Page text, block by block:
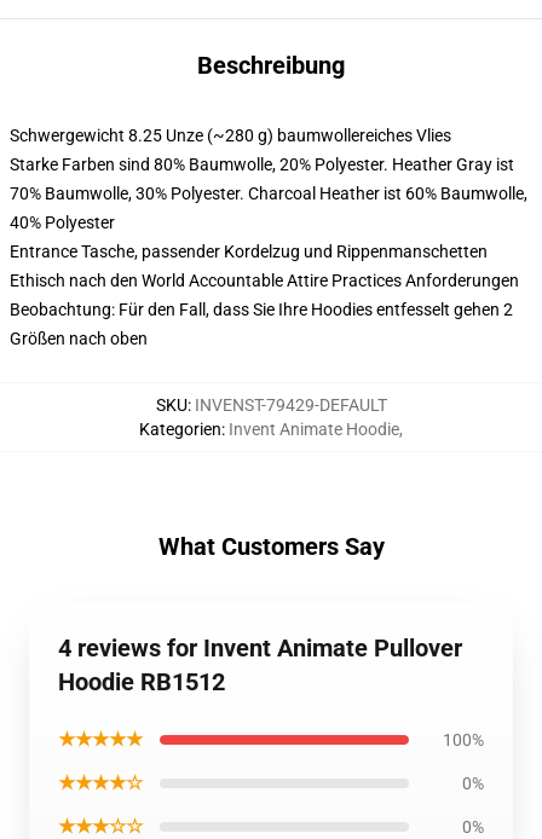
Beschreibung
Schwergewicht 8.25 Unze (~280 g) baumwollereiches Vlies
Starke Farben sind 80% Baumwolle, 20% Polyester. Heather Gray ist
70% Baumwolle, 30% Polyester. Charcoal Heather ist 60% Baumwolle,
40% Polyester
Entrance Tasche, passender Kordelzug und Rippenmanschetten
Ethisch nach den World Accountable Attire Practices Anforderungen
Beobachtung: Für den Fall, dass Sie Ihre Hoodies entfesselt gehen 2
Größen nach oben
SKU: INVENST-79429-DEFAULT
Kategorien: Invent Animate Hoodie,
What Customers Say
4 reviews for Invent Animate Pullover
Hoodie RB1512
★★★★★ 100%
★★★★☆ 0%
★★★☆☆ 0%